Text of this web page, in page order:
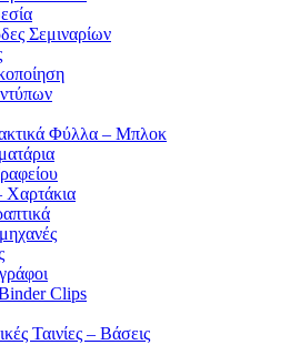
Σεμιναρίων
Φύλλα – Μπλοκ
Χαρτάκια
Clips
Ταινίες – Βάσεις